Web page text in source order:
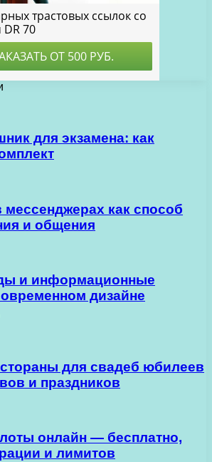
для экзамена: как
мессенджерах как способ
и общения
и информационные
дизайне
для свадеб юбилеев
и праздников
онлайн — бесплатно,
и лимитов